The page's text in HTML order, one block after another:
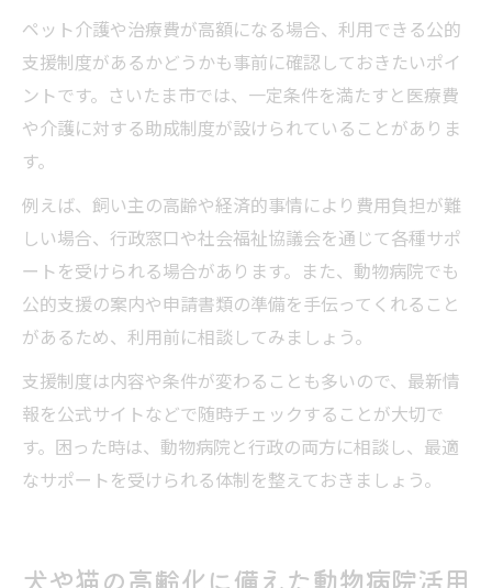
ペット介護や治療費が高額になる場合、利用できる公的
支援制度があるかどうかも事前に確認しておきたいポイ
ントです。さいたま市では、一定条件を満たすと医療費
や介護に対する助成制度が設けられていることがありま
す。
例えば、飼い主の高齢や経済的事情により費用負担が難
しい場合、行政窓口や社会福祉協議会を通じて各種サポ
ートを受けられる場合があります。また、動物病院でも
公的支援の案内や申請書類の準備を手伝ってくれること
があるため、利用前に相談してみましょう。
支援制度は内容や条件が変わることも多いので、最新情
報を公式サイトなどで随時チェックすることが大切で
す。困った時は、動物病院と行政の両方に相談し、最適
なサポートを受けられる体制を整えておきましょう。
犬や猫の高齢化に備えた動物病院活用